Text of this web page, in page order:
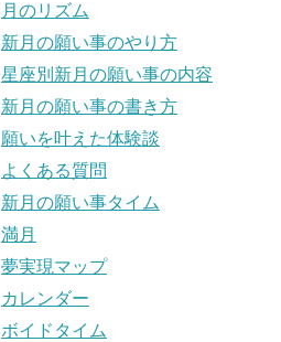
月のリズム
新月の願い事のやり方
星座別新月の願い事の内容
新月の願い事の書き方
願いを叶えた体験談
よくある質問
新月の願い事タイム
満月
夢実現マップ
カレンダー
ボイドタイム